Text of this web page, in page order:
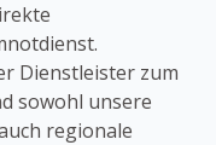
Dienstleister zum
sowohl unsere
regionale